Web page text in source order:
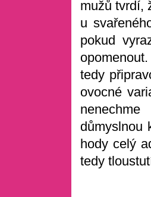
mužů tvrdí,
u
pokud
tedy
ovocné
důmyslnou
hody celý
tedy